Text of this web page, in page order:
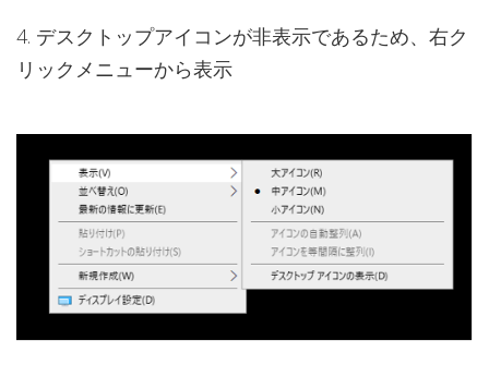
4. デスクトップアイコンが非表示であるため、右ク
リックメニューから表示